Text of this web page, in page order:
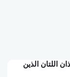
اللتان الذين